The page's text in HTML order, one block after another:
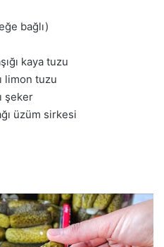
bağlı)
kaya tuzu
limon tuzu
şeker
üzüm sirkesi